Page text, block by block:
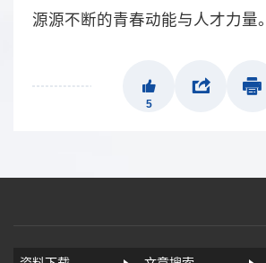
源源不断的青春动能与人才力量。
5